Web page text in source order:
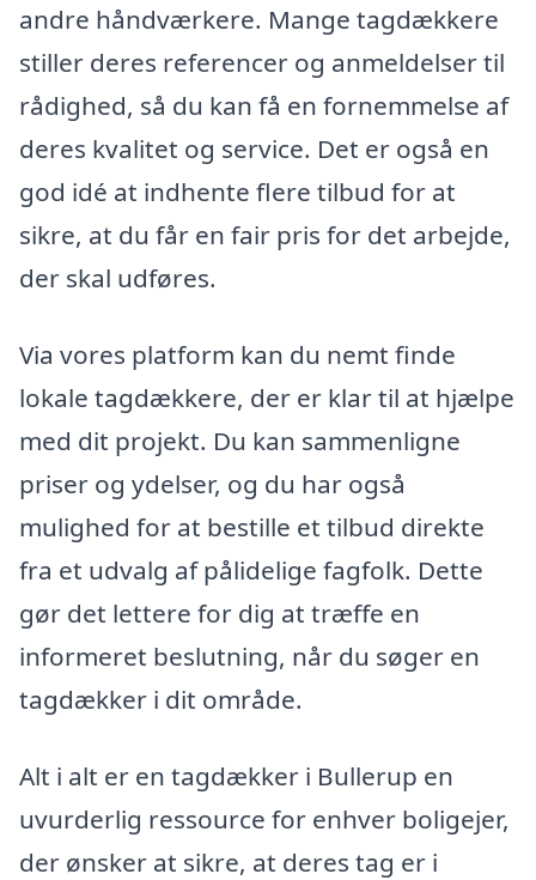
andre håndværkere. Mange tagdækkere
stiller deres referencer og anmeldelser til
rådighed, så du kan få en fornemmelse af
deres kvalitet og service. Det er også en
god idé at indhente flere tilbud for at
sikre, at du får en fair pris for det arbejde,
der skal udføres.
Via vores platform kan du nemt finde
lokale tagdækkere, der er klar til at hjælpe
med dit projekt. Du kan sammenligne
priser og ydelser, og du har også
mulighed for at bestille et tilbud direkte
fra et udvalg af pålidelige fagfolk. Dette
gør det lettere for dig at træffe en
informeret beslutning, når du søger en
tagdækker i dit område.
Alt i alt er en tagdækker i Bullerup en
uvurderlig ressource for enhver boligejer,
der ønsker at sikre, at deres tag er i